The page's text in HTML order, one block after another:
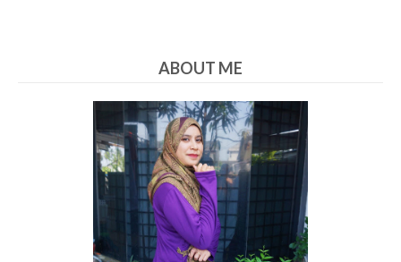
ABOUT ME